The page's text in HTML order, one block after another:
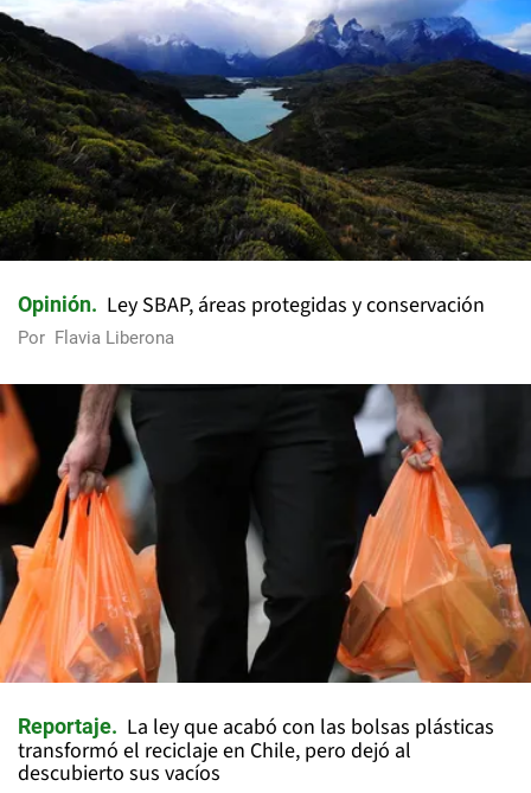
Opinión Ley SBAP, áreas protegidas y conservación
Por Flavia Liberona
Reportaje
La ley que acabó con las bolsas plásticas
transformó el reciclaje en Chile, pero dejó al
descubierto sus vacíos